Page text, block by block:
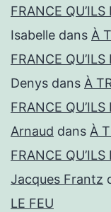
FRANCE
Isabelle dans À
FRANCE
Denys dans À
FRANCE
Arnaud dans À
FRANCE
Jacques Frantz
LE FEU